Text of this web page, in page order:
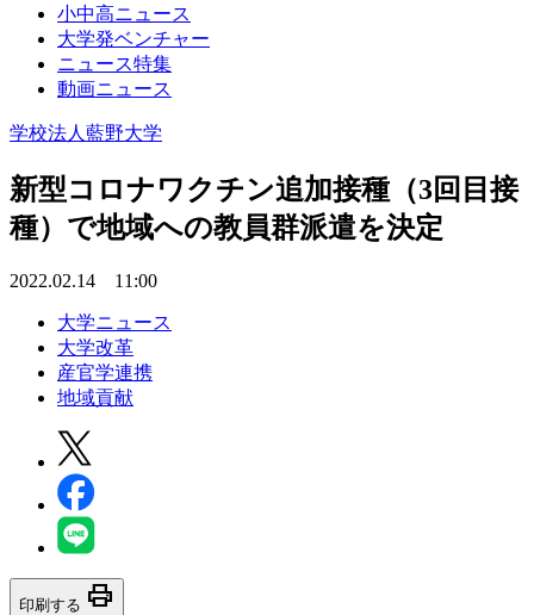
小中高ニュース
大学発ベンチャー
ニュース特集
動画ニュース
学校法人藍野大学
新型コロナワクチン追加接種（3回目接
種）で地域への教員群派遣を決定
2022.02.14 11:00
大学ニュース
大学改革
産官学連携
地域貢献
印刷する print